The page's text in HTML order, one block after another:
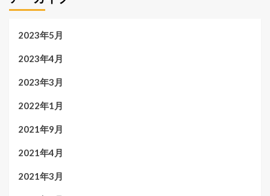
2023年5月
2023年4月
2023年3月
2022年1月
2021年9月
2021年4月
2021年3月